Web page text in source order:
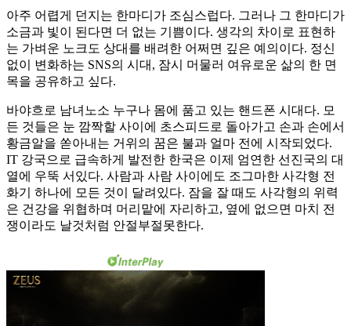
아주 어렵게 던지는 한마디가 조심스럽다. 그러나 그 한마디가
소금과 빛이 된다면 더 없는 기쁨이다. 생각의 차이로 표현하
는 가벼운 노크도 상대를 배려한 어쩌면 깊은 예의이다. 정신
없이 변화하는 SNS의 시대, 잠시 머물러 여유로운 삶의 한 면
목을 공유하고 싶다.
바야흐로 남녀노소 누구나 몸에 품고 있는 핸드폰 시대다. 모
든 것들은 눈 깜짝할 사이에 초스피드로 돌아가고 손과 손에서
황금알을 쏟아내는 거위의 꿈은 불과 얼마 전에 시작되었다.
IT 강국으로 급속하게 발전한 한국은 이제 엄연한 선진국의 대
열에 우뚝 서있다. 사람과 사람 사이에도 조그마한 사각형 전
화기 하나에 모든 것이 달려있다. 잠을 잘 때도 사각형의 위력
은 건강을 위협하며 머리맡에 자리하고, 옆에 없으면 마치 전
쟁이라도 날것처럼 안절부절못한다.